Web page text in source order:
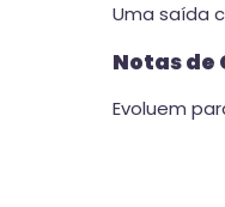
Uma saída
Notas de
Evoluem